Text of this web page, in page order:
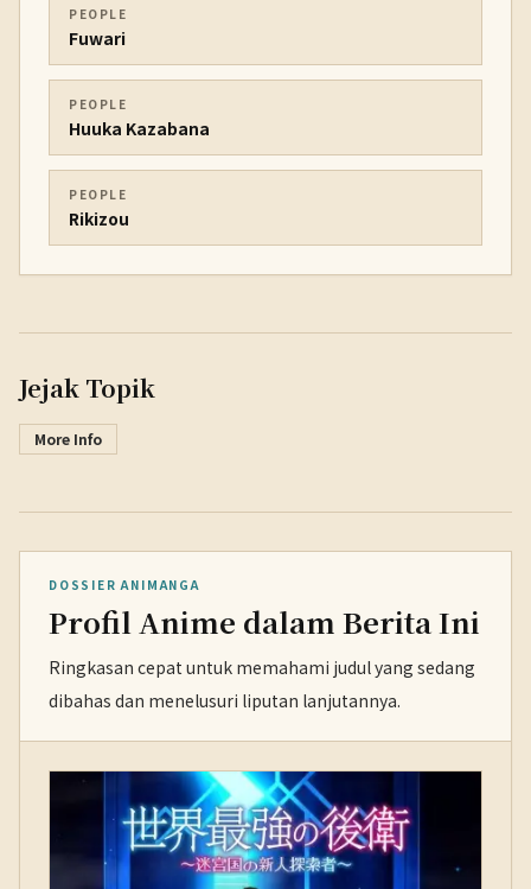
PEOPLE
Fuwari
PEOPLE
Huuka Kazabana
PEOPLE
Rikizou
Jejak Topik
More Info
DOSSIER ANIMANGA
Profil Anime dalam Berita Ini
Ringkasan cepat untuk memahami judul yang sedang
dibahas dan menelusuri liputan lanjutannya.